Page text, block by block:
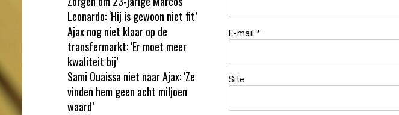
E-mail *
Site
Leonardo: ‘Hij is gewoon niet fit’
Ajax nog niet klaar op de
transfermarkt: ‘Er moet meer
kwaliteit bij’
Sami Ouaissa niet naar Ajax: ‘Ze
vinden hem geen acht miljoen
waard’